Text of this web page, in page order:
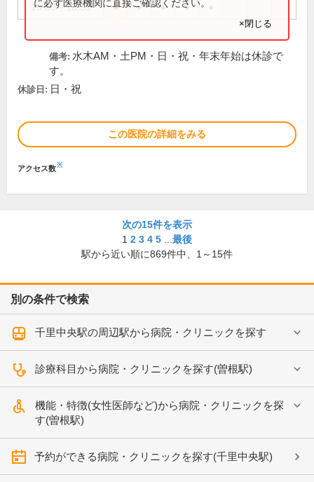
15:00～18:30 ● ● ● ●
に必ず医療機関に直接ご確認ください。
×閉じる
備考: 水木AM・土PM・日・祝・年末年始は休診で
す。
休診日: 日・祝
この医院の詳細をみる
アクセス数※
次の15件を表示
1 2 3 4 5
最後
駅から近い順に869件中、 1～15件
別の条件で検索
千里中央駅の周辺駅から病院・クリニックを探す
診療科目から病院・クリニックを探す(曽根駅)
機能・特徴(女性医師など)から病院・クリニックを探
す(曽根駅)
予約ができる病院・クリニックを探す(千里中央駅)